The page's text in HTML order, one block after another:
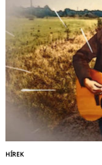
HÍREK
Keresés: